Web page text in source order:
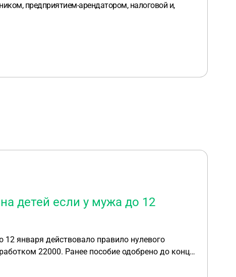
предприятием-арендатором, налоговой и,
детей если у мужа до 12
января действовало правило нулевого
22000. Ранее пособие одобрено до конца